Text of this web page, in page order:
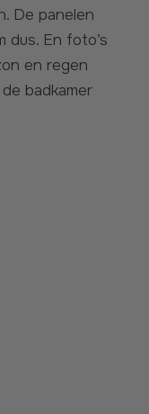
De panelen
dus. En foto’s
en regen
badkamer